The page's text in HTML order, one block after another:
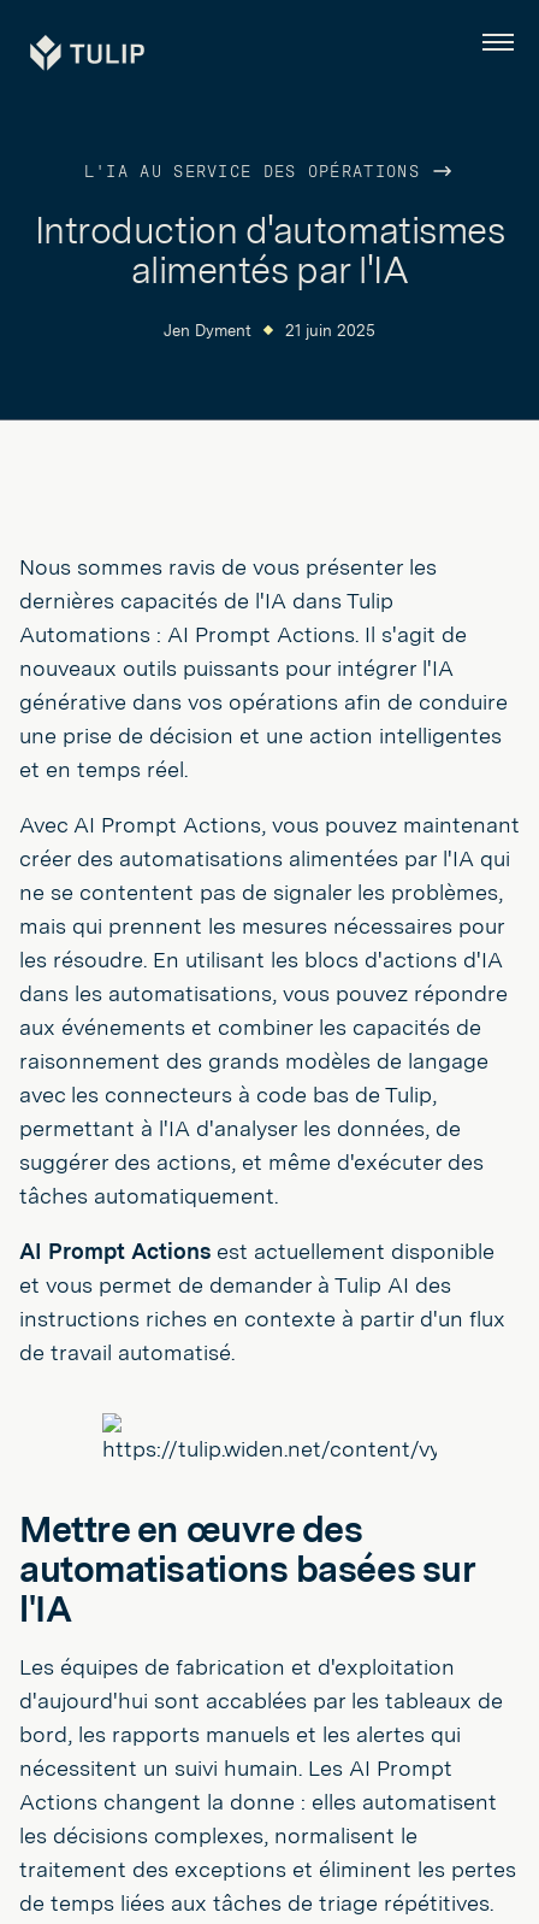
Tulip Menu
L'IA AU SERVICE DES OPÉRATIONS
Introduction d'automatismes
alimentés par l'IA
Jen Dyment 21 juin 2025
Nous sommes ravis de vous présenter les
dernières capacités de l'IA dans Tulip
Automations : AI Prompt Actions. Il s'agit de
nouveaux outils puissants pour intégrer l'IA
générative dans vos opérations afin de conduire
une prise de décision et une action intelligentes
et en temps réel.
Avec AI Prompt Actions, vous pouvez maintenant
créer des automatisations alimentées par l'IA qui
ne se contentent pas de signaler les problèmes,
mais qui prennent les mesures nécessaires pour
les résoudre. En utilisant les blocs d'actions d'IA
dans les automatisations, vous pouvez répondre
aux événements et combiner les capacités de
raisonnement des grands modèles de langage
avec les connecteurs à code bas de Tulip,
permettant à l'IA d'analyser les données, de
suggérer des actions, et même d'exécuter des
tâches automatiquement.
AI Prompt Actions est actuellement disponible
et vous permet de demander à Tulip AI des
instructions riches en contexte à partir d'un flux
de travail automatisé.
Mettre en œuvre des
automatisations basées sur
l'IA
Les équipes de fabrication et d'exploitation
d'aujourd'hui sont accablées par les tableaux de
bord, les rapports manuels et les alertes qui
nécessitent un suivi humain. Les AI Prompt
Actions changent la donne : elles automatisent
les décisions complexes, normalisent le
traitement des exceptions et éliminent les pertes
de temps liées aux tâches de triage répétitives.